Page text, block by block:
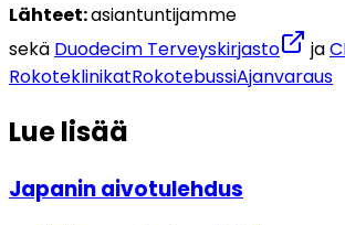
Lähteet: asiantuntijamme
sekä Duodecim Terveyskirjasto ja
RokoteklinikatRokotebussiAjanvaraus
Lue lisää
Japanin aivotulehdus